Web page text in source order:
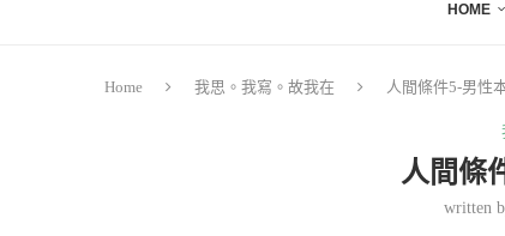
HOME
Home 我思。我寫。故我在 人間條件5-男性
人間條
written